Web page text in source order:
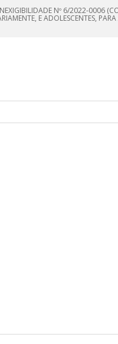
Nº 6/2022-0006
E ADOLESCENTES,